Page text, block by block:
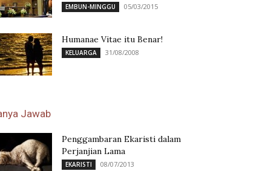
EMBUN-MINGGU 05/03/2015
Humanae Vitae itu Benar!
KELUARGA 31/08/2008
Jawab
Penggambaran Ekaristi dalam
Perjanjian Lama
EKARISTI 08/07/2013